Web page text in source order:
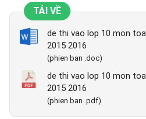
TẢI VỀ
de thi vao lop 10 mon
2015 2016
(phien ban .doc)
de thi vao lop 10 mon
2015 2016
(phien ban .pdf)